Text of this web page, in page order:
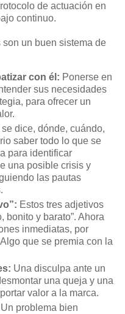
de actuación en
continuo.
un buen sistema de
con él: Ponerse en
sus necesidades
para ofrecer un
dice, dónde, cuándo,
saber todo lo que se
para identificar
una posible crisis y
las pautas
Estos tres adjetivos
bonito y barato”. Ahora
inmediatas, por
que se premia con la
Una disculpa ante un
una queja y una
valor a la marca.
Un problema bien